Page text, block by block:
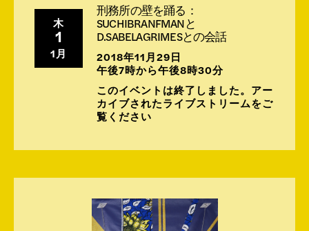
木
1
1月
刑務所の壁を踊る：
SUCHIBRANFMANと
D.SABELAGRIMESとの会話
2018年11月29日
午後7時から午後8時30分
このイベントは終了しました。アー
カイブされたライブストリームをご
覧ください